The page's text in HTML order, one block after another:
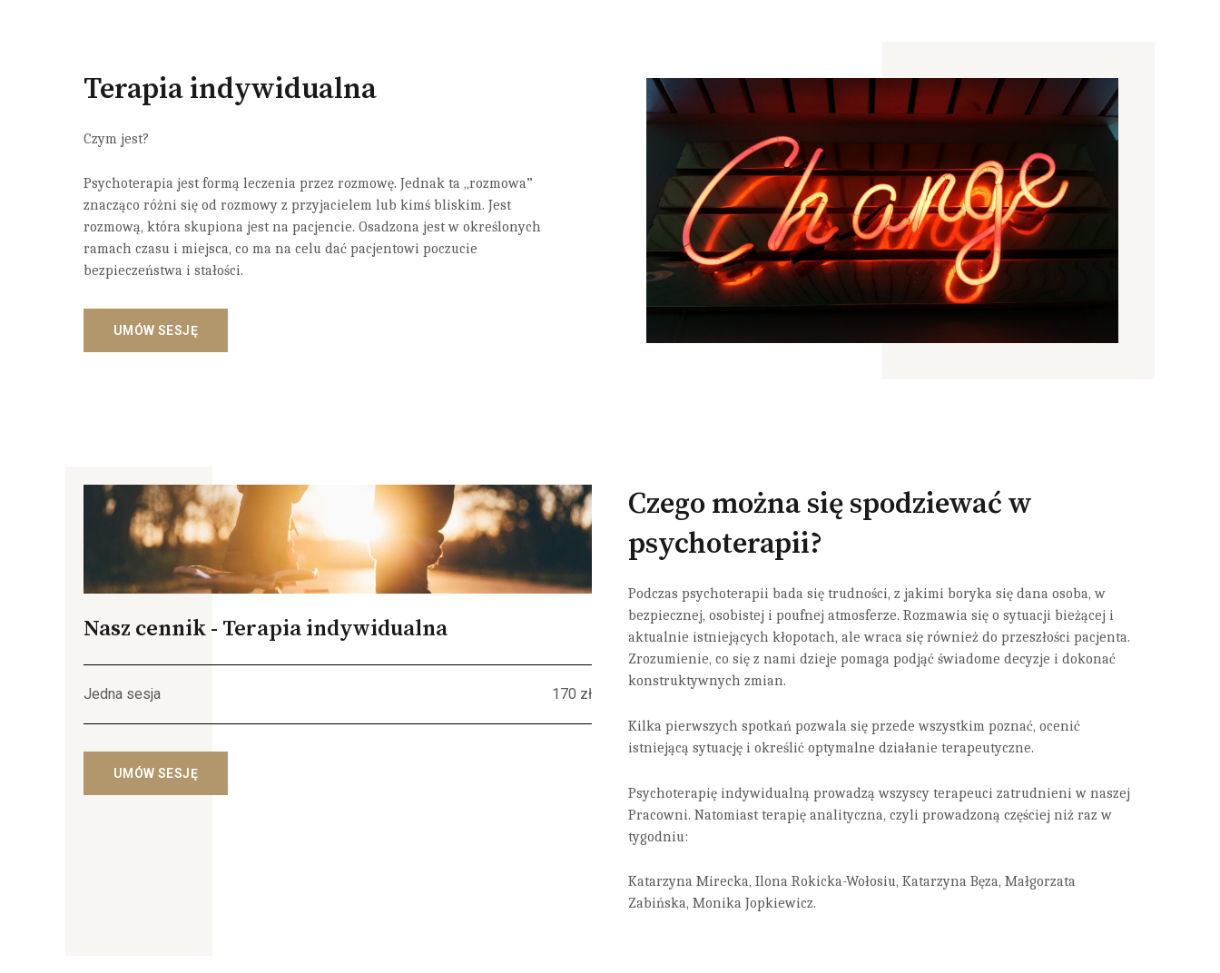
Terapia indywidualna
Czym jest?
Psychoterapia jest formą leczenia przez rozmowę. Jednak ta „rozmowa”
znacząco różni się od rozmowy z przyjacielem lub kimś bliskim. Jest
rozmową, która skupiona jest na pacjencie. Osadzona jest w określonych
ramach czasu i miejsca, co ma na celu dać pacjentowi poczucie
bezpieczeństwa i stałości.
UMÓW SESJĘ
Nasz cennik - Terapia indywidualna
Jedna sesja 170 zł
UMÓW SESJĘ
Czego można się spodziewać w
psychoterapii?
Podczas psychoterapii bada się trudności, z jakimi boryka się dana osoba, w
bezpiecznej, osobistej i poufnej atmosferze. Rozmawia się o sytuacji bieżącej i
aktualnie istniejących kłopotach, ale wraca się również do przeszłości pacjenta.
Zrozumienie, co się z nami dzieje pomaga podjąć świadome decyzje i dokonać
konstruktywnych zmian.
Kilka pierwszych spotkań pozwala się przede wszystkim poznać, ocenić
istniejącą sytuację i określić optymalne działanie terapeutyczne.
Psychoterapię indywidualną prowadzą wszyscy terapeuci zatrudnieni w naszej
Pracowni. Natomiast terapię analityczna, czyli prowadzoną częściej niż raz w
tygodniu:
Katarzyna Mirecka, Ilona Rokicka-Wołosiu, Katarzyna Bęza, Małgorzata
Zabińska, Monika Jopkiewicz.